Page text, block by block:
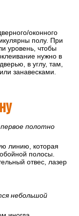
оконного
полу. При
уровень, чтобы
нужно в
в углу, там,
занавесками.
полотно
линию, которая
полосы.
отвес, лазер
небольшой